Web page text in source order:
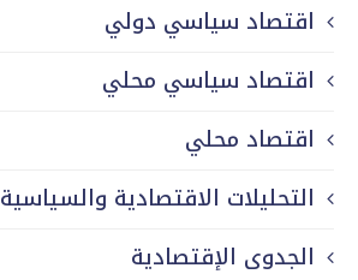
اقتصاد سياسي دولي
اقتصاد سياسي محلي
اقتصاد محلي
التحليلات الاقتصادية والسياسية
الجدوى الإقتصادية